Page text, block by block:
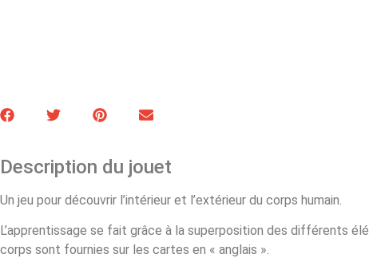
Description du jouet
Un jeu pour découvrir l’intérieur et l’extérieur du corps humain.
L’apprentissage se fait grâce à la superposition des différents
corps sont fournies sur les cartes en « anglais ».